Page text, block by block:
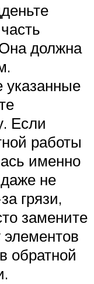
должна
Если
работы
именно
не
грязи,
замените
обратной